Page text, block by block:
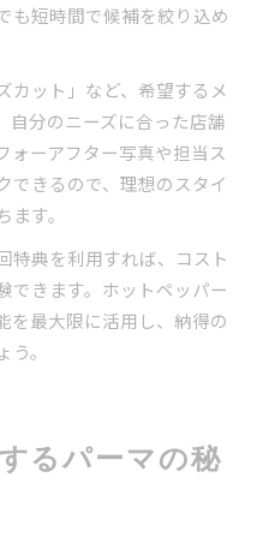
も短時間で候補を絞り込め
カット」など、希望するメ
自分のニーズに合った店舗
ォーアフター写真や担当ス
できるので、理想のスタイ
す。
特典を利用すれば、コスト
できます。ホットペッパー
を最大限に活用し、納得の
。
るパーマの秘